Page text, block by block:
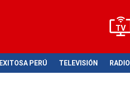
EXITOSA PERÚ TELEVISIÓN RADIO